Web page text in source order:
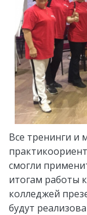
Все тренинги и
смогли
итогам работы
колледжей
будут